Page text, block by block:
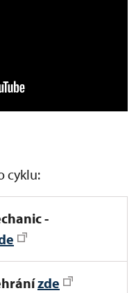
cyklu:
-
zde